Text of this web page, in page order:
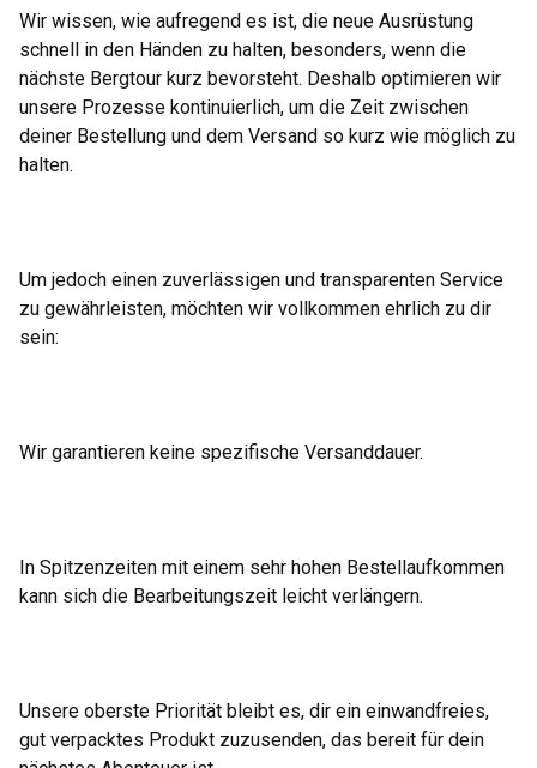
Wir wissen, wie aufregend es ist, die neue Ausrüstung
schnell in den Händen zu halten, besonders, wenn die
nächste Bergtour kurz bevorsteht. Deshalb optimieren wir
unsere Prozesse kontinuierlich, um die Zeit zwischen
deiner Bestellung und dem Versand so kurz wie möglich zu
halten.
Um jedoch einen zuverlässigen und transparenten Service
zu gewährleisten, möchten wir vollkommen ehrlich zu dir
sein:
Wir garantieren keine spezifische Versanddauer.
In Spitzenzeiten mit einem sehr hohen Bestellaufkommen
kann sich die Bearbeitungszeit leicht verlängern.
Unsere oberste Priorität bleibt es, dir ein einwandfreies,
gut verpacktes Produkt zuzusenden, das bereit für dein